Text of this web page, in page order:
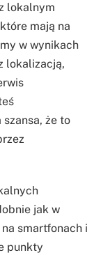
lokalnym
mają na
w wynikach
lokalizacją,
że to
jak w
smartfonach i
punkty